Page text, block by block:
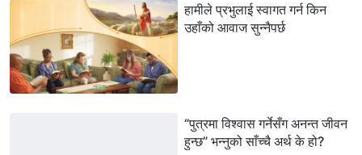
हामीले प्रभुलाई स्वागत गर्न किन
उहाँको आवाज सुन्‍नैपर्छ
“पुत्रमा विश्‍वास गर्नेसँग अनन्त जीवन
हुन्छ” भन्‍नुको साँच्चै अर्थ के हो?